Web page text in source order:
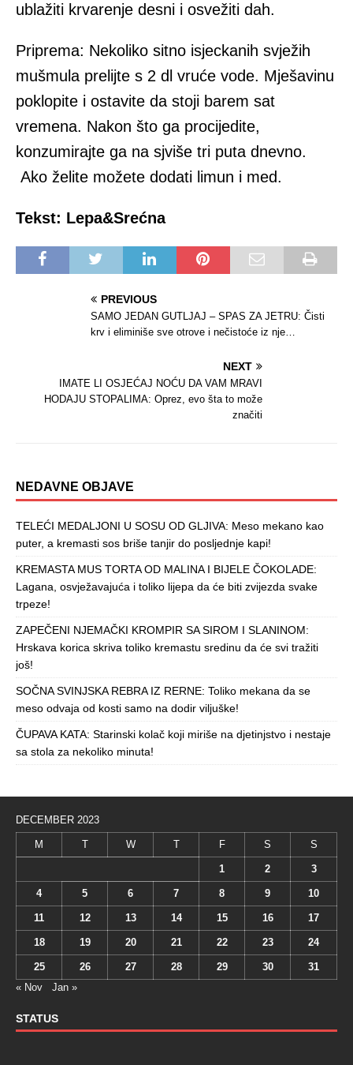
ublažiti krvarenje desni i osvežiti dah.
Priprema: Nekoliko sitno isjeckanih svježih
mušmula prelijte s 2 dl vruće vode. Mješavinu
poklopite i ostavite da stoji barem sat
vremena. Nakon što ga procijedite,
konzumirajte ga na sjviše tri puta dnevno.
Ako želite možete dodati limun i med.
Tekst: Lepa&Srećna
PREVIOUS
SAMO JEDAN GUTLJAJ – SPAS ZA JETRU: Čisti
krv i eliminiše sve otrove i nečistoće iz nje…
NEXT
IMATE LI OSJEĆAJ NOĆU DA VAM MRAVI
HODAJU STOPALIMA: Oprez, evo šta to može
značiti
NEDAVNE OBJAVE
TELEĆI MEDALJONI U SOSU OD GLJIVA: Meso mekano kao
puter, a kremasti sos briše tanjir do posljednje kapi!
KREMASTA MUS TORTA OD MALINA I BIJELE ČOKOLADE:
Lagana, osvježavajuća i toliko lijepa da će biti zvijezda svake
trpeze!
ZAPEČENI NJEMAČKI KROMPIR SA SIROM I SLANINOM:
Hrskava korica skriva toliko kremastu sredinu da će svi tražiti
još!
SOČNA SVINJSKA REBRA IZ RERNE: Toliko mekana da se
meso odvaja od kosti samo na dodir viljuške!
ČUPAVA KATA: Starinski kolač koji miriše na djetinjstvo i nestaje
sa stola za nekoliko minuta!
DECEMBER 2023
M T W T F S S
1 2 3
4 5 6 7 8 9 10
11 12 13 14 15 16 17
18 19 20 21 22 23 24
25 26 27 28 29 30
31
« Nov
Jan »
STATUS